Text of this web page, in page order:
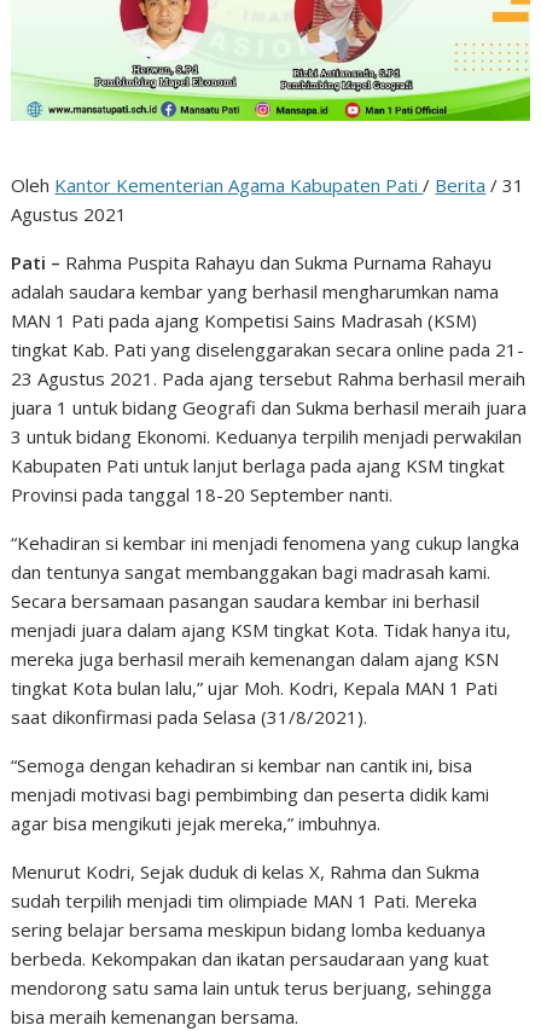
Oleh Kantor Kementerian Agama Kabupaten Pati/ Berita / 31
Agustus 2021
Pati – Rahma Puspita Rahayu dan Sukma Purnama Rahayu
adalah saudara kembar yang berhasil mengharumkan nama
MAN 1 Pati pada ajang Kompetisi Sains Madrasah (KSM)
tingkat Kab. Pati yang diselenggarakan secara online pada 21-
23 Agustus 2021. Pada ajang tersebut Rahma berhasil meraih
juara 1 untuk bidang Geografi dan Sukma berhasil meraih juara
3 untuk bidang Ekonomi. Keduanya terpilih menjadi perwakilan
Kabupaten Pati untuk lanjut berlaga pada ajang KSM tingkat
Provinsi pada tanggal 18-20 September nanti.
“Kehadiran si kembar ini menjadi fenomena yang cukup langka
dan tentunya sangat membanggakan bagi madrasah kami.
Secara bersamaan pasangan saudara kembar ini berhasil
menjadi juara dalam ajang KSM tingkat Kota. Tidak hanya itu,
mereka juga berhasil meraih kemenangan dalam ajang KSN
tingkat Kota bulan lalu,” ujar Moh. Kodri, Kepala MAN 1 Pati
saat dikonfirmasi pada Selasa (31/8/2021).
“Semoga dengan kehadiran si kembar nan cantik ini, bisa
menjadi motivasi bagi pembimbing dan peserta didik kami
agar bisa mengikuti jejak mereka,” imbuhnya.
Menurut Kodri, Sejak duduk di kelas X, Rahma dan Sukma
sudah terpilih menjadi tim olimpiade MAN 1 Pati. Mereka
sering belajar bersama meskipun bidang lomba keduanya
berbeda. Kekompakan dan ikatan persaudaraan yang kuat
mendorong satu sama lain untuk terus berjuang, sehingga
bisa meraih kemenangan bersama.